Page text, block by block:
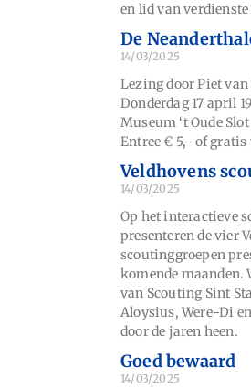
en lid van
De
14/03/2025
Lezing door Piet van
Donderdag 17 april
Museum ‘t Oude Slot
Entree € 5,- of gratis
Veldhovens
14/03/2025
Op het interactieve
presenteren de vier
scoutinggroepen
komende maanden.
van Scouting Sint
Aloysius, Were-Di
door de jaren heen.
Goed bewaard
14/03/2025